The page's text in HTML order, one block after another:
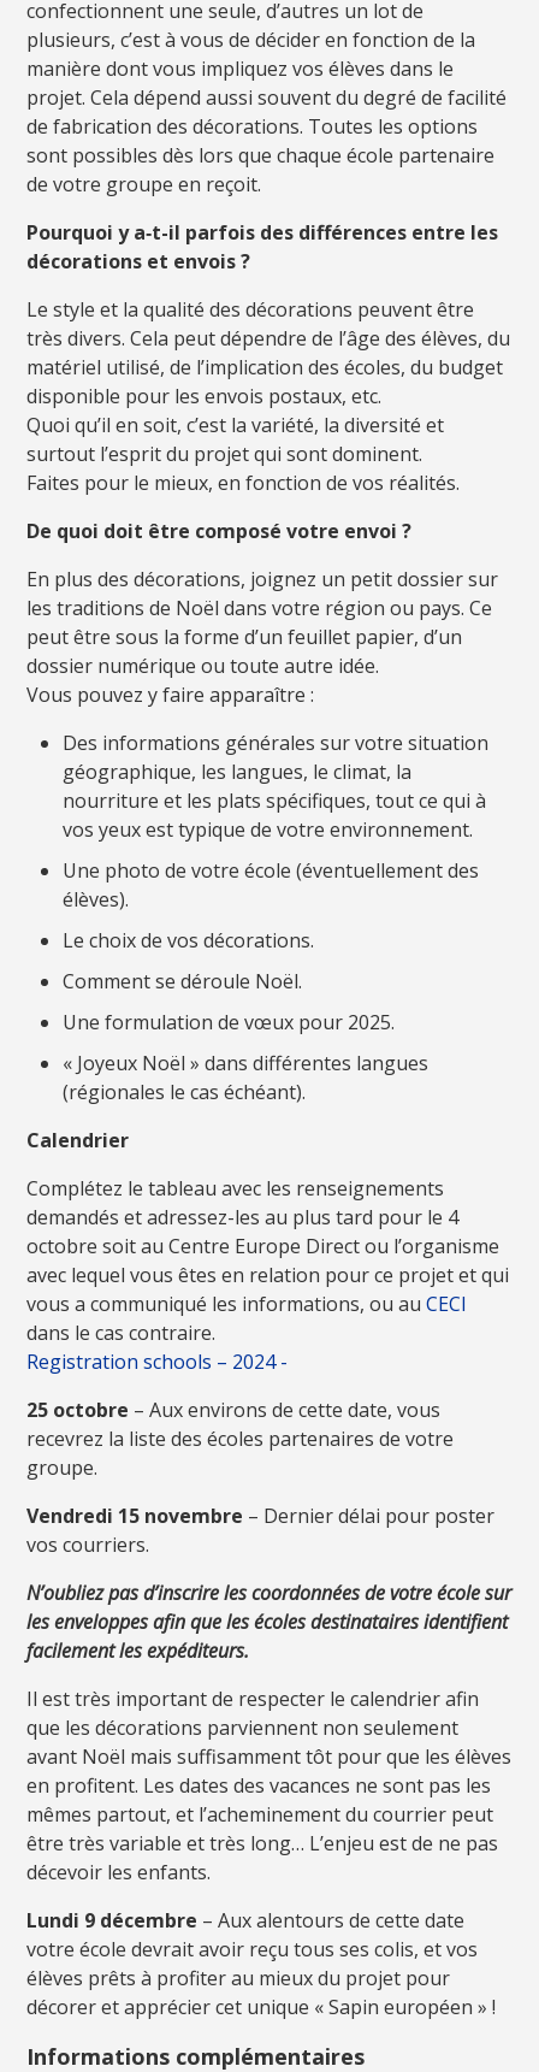
confectionnent une seule, d’autres un lot de
plusieurs, c’est à vous de décider en fonction de la
manière dont vous impliquez vos élèves dans le
projet. Cela dépend aussi souvent du degré de facilité
de fabrication des décorations. Toutes les options
sont possibles dès lors que chaque école partenaire
de votre groupe en reçoit.
Pourquoi y a‑t-il parfois des différences entre les
décorations et envois ?
Le style et la qualité des décorations peuvent être
très divers. Cela peut dépendre de l’âge des élèves, du
matériel utilisé, de l’implication des écoles, du budget
disponible pour les envois postaux, etc.
Quoi qu’il en soit, c’est la variété, la diversité et
surtout l’esprit du projet qui sont dominent.
Faites pour le mieux, en fonction de vos réalités.
De quoi doit être composé votre envoi ?
En plus des décorations, joignez un petit dossier sur
les traditions de Noël dans votre région ou pays. Ce
peut être sous la forme d’un feuillet papier, d’un
dossier numérique ou toute autre idée.
Vous pouvez y faire apparaître :
Des informations générales sur votre situation
géographique, les langues, le climat, la
nourriture et les plats spécifiques, tout ce qui à
vos yeux est typique de votre environnement.
Une photo de votre école (éventuellement des
élèves).
Le choix de vos décorations.
Comment se déroule Noël.
Une formulation de vœux pour 2025.
« Joyeux Noël » dans différentes langues
(régionales le cas échéant).
Calendrier
Complétez le tableau avec les renseignements
demandés et adressez-les au plus tard pour le 4
octobre soit au Centre Europe Direct ou l’organisme
avec lequel vous êtes en relation pour ce projet et qui
vous a communiqué les informations, ou auCECI
dans le cas contraire.
Registration schools – 2024 -
25 octobre – Aux environs de cette date, vous
recevrez la liste des écoles partenaires de votre
groupe.
Vendredi 15 novembre – Dernier délai pour poster
vos courriers.
N’oubliez pas d’inscrire les coordonnées de votre école sur
les enveloppes afin que les écoles destinataires identifient
facilement les expéditeurs.
Il est très important de respecter le calendrier afin
que les décorations parviennent non seulement
avant Noël mais suffisamment tôt pour que les élèves
en profitent. Les dates des vacances ne sont pas les
mêmes partout, et l’acheminement du courrier peut
être très variable et très long… L’enjeu est de ne pas
décevoir les enfants.
Lundi 9 décembre – Aux alentours de cette date
votre école devrait avoir reçu tous ses colis, et vos
élèves prêts à profiter au mieux du projet pour
décorer et apprécier cet unique « Sapin européen » !
Informations complémentaires